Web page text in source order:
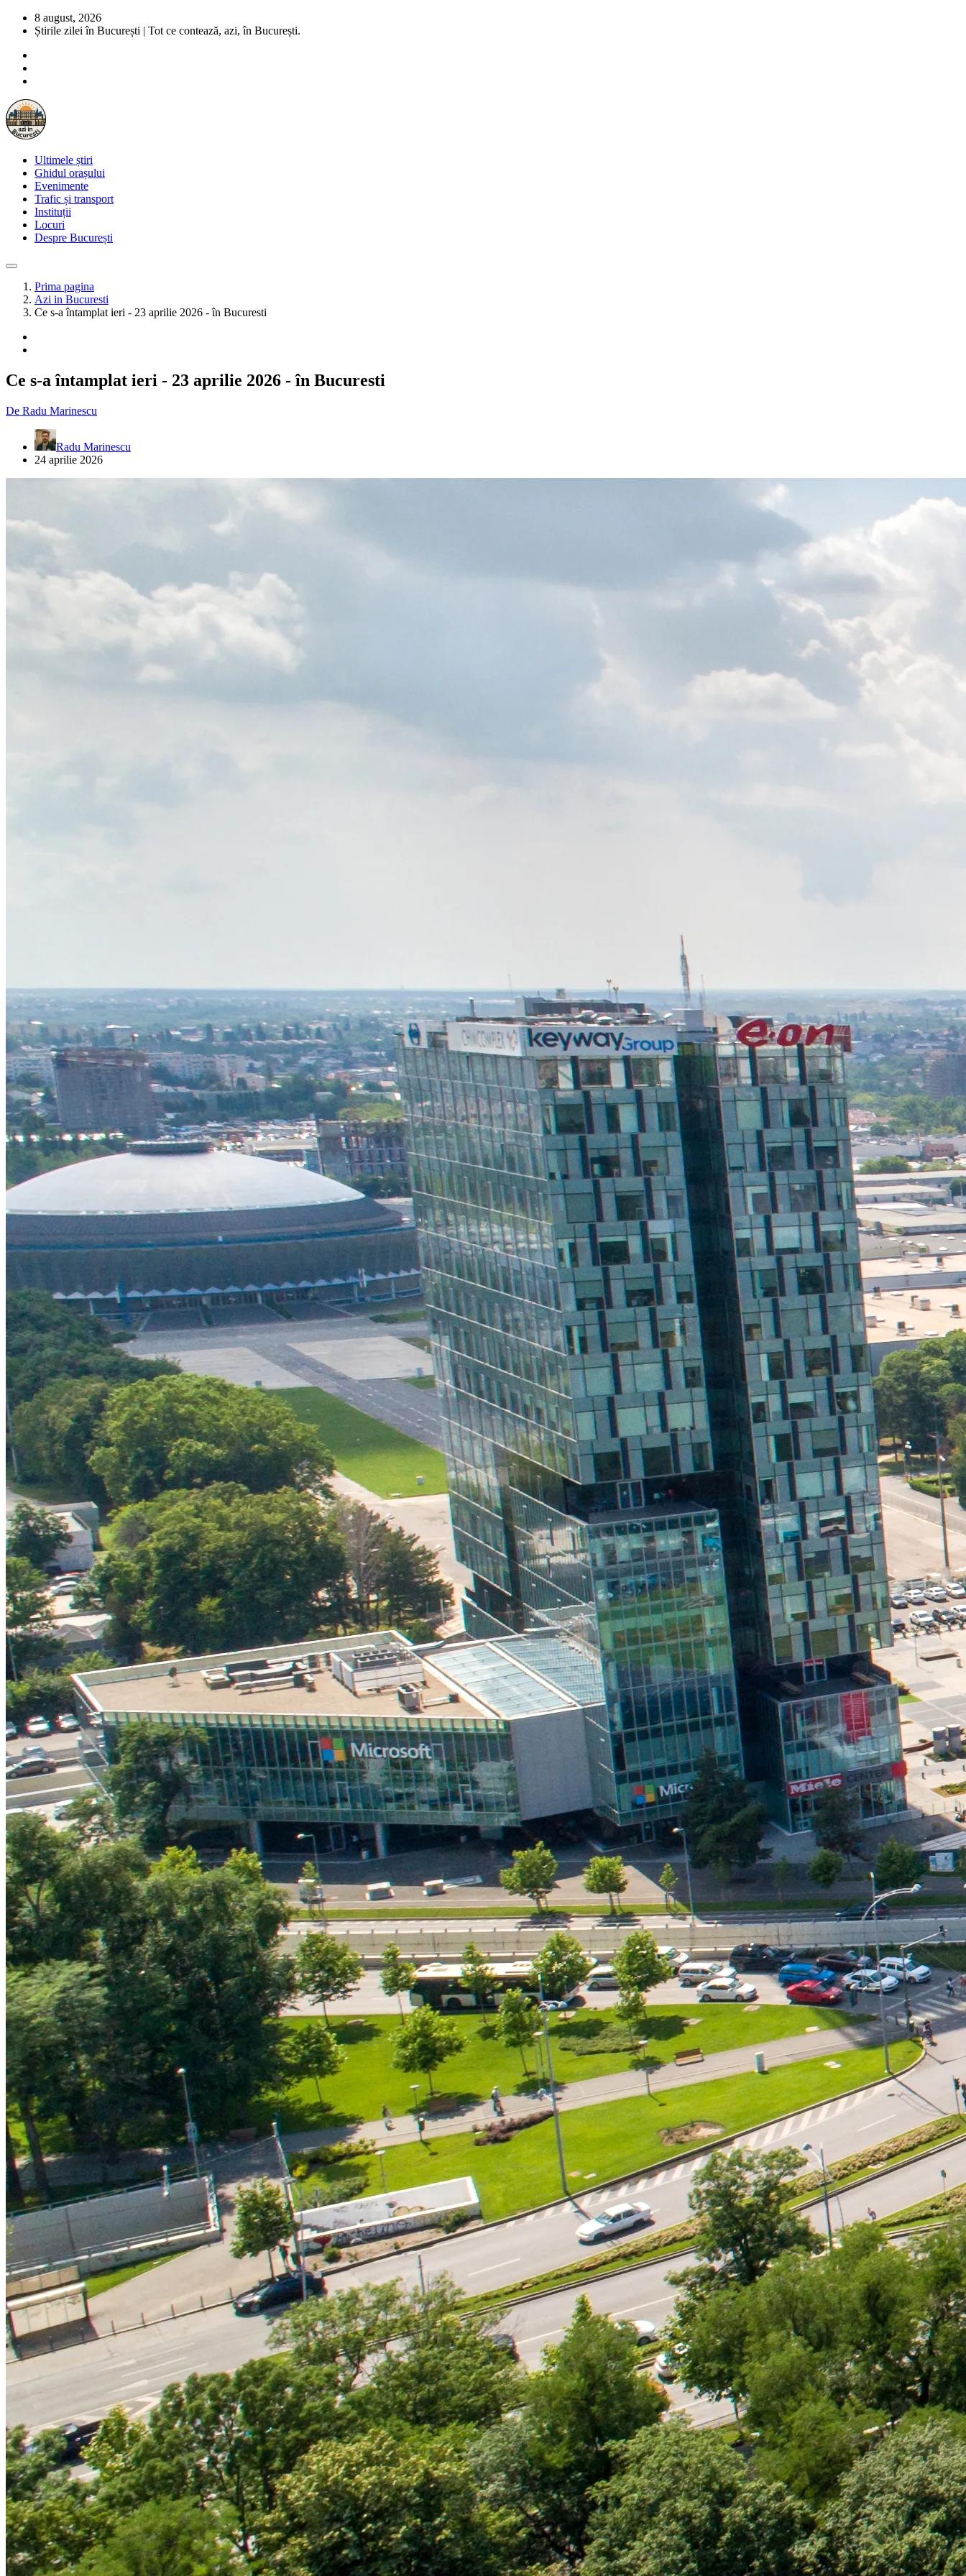
8 august, 2026
Știrile zilei în București | Tot ce contează, azi, în București.
Ultimele știri
Ghidul orașului
Evenimente
Trafic și transport
Instituții
Locuri
Despre București
Prima pagina
Azi in Bucuresti
Ce s-a întamplat ieri - 23 aprilie 2026 - în Bucuresti
Ce s-a întamplat ieri - 23 aprilie 2026 - în Bucuresti
De Radu Marinescu
Radu Marinescu
24 aprilie 2026